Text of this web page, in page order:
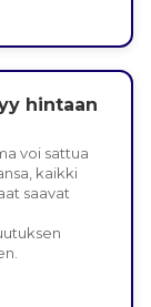
hintaan
voi sattua
kaikki
saavat